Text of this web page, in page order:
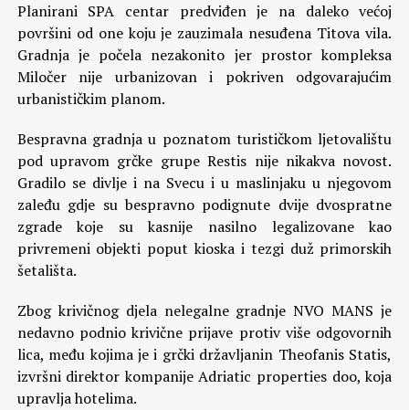
Planirani SPA centar predviđen je na daleko većoj
površini od one koju je zauzimala nesuđena Titova vila.
Gradnja je počela nezakonito jer prostor kompleksa
Miločer nije urbanizovan i pokriven odgovarajućim
urbanističkim planom.
Bespravna gradnja u poznatom turističkom ljetovalištu
pod upravom grčke grupe Restis nije nikakva novost.
Gradilo se divlje i na Svecu i u maslinjaku u njegovom
zaleđu gdje su bespravno podignute dvije dvospratne
zgrade koje su kasnije nasilno legalizovane kao
privremeni objekti poput kioska i tezgi duž primorskih
šetališta.
Zbog krivičnog djela nelegalne gradnje NVO MANS je
nedavno podnio krivične prijave protiv više odgovornih
lica, među kojima je i grčki državljanin Theofanis Statis,
izvršni direktor kompanije Adriatic properties doo, koja
upravlja hotelima.